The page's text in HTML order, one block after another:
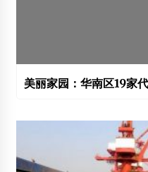
美丽家园：华南区19家